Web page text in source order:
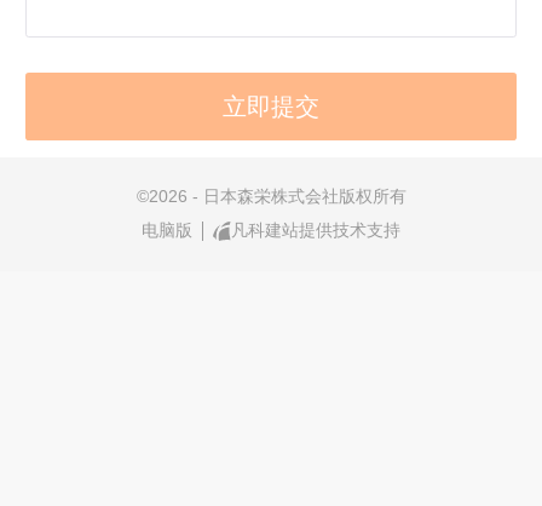
©2026 - 日本森栄株式会社版权所有
电脑版
凡科建站提供技术支持